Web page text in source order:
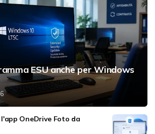
ESU anche per Windows
OneDrive Foto da